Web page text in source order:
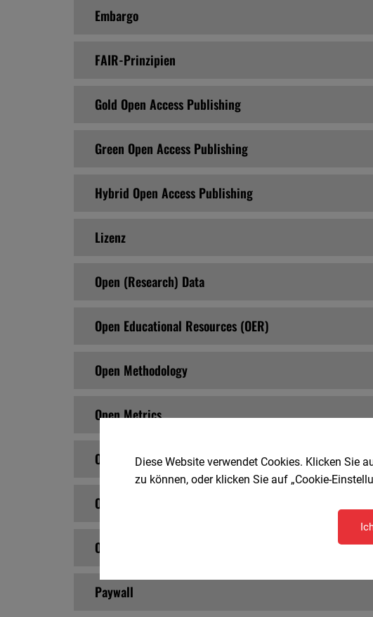
Embargo
FAIR-Prinzipien
Gold Open Access Publishing
Green Open Access Publishing
Hybrid Open Access Publishing
Lizenz
Open (Research) Data
Open Educational Resources (OER)
Open Methodology
Open Metrics
Open Peer Review
Open Science Policy
Open-Science-Plattformen
Paywall
Diese Website verwendet Cookies. Klicken Sie
zu können, oder klicken Sie auf „Cookie-